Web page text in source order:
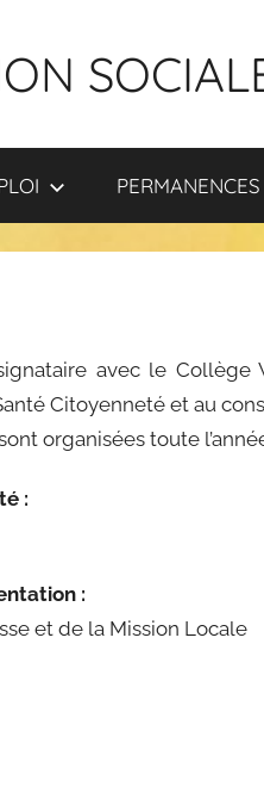
PERMANENCES
avec le Collège
Citoyenneté et au
organisées toute
:
:
et de la Mission Locale